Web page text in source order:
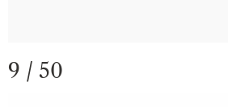
9 / 50